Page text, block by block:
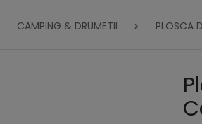
CAMPING & DRUMETII PLOSCA